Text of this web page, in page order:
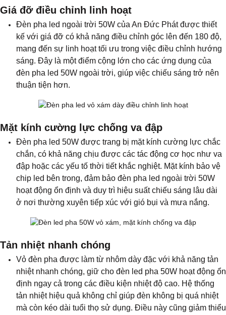
Giá đỡ điều chỉnh linh hoạt
Đèn pha led ngoài trời 50W của An Đức Phát được thiết
kế với giá đỡ có khả năng điều chỉnh góc lên đến 180 độ,
mang đến sự linh hoạt tối ưu trong việc điều chỉnh hướng
sáng. Đây là một điểm cộng lớn cho các ứng dụng của
đèn pha led 50W ngoài trời, giúp việc chiếu sáng trở nên
thuận tiện hơn.
Mặt kính cường lực chống va đập
Đèn pha led 50W được trang bị mặt kính cường lực chắc
chắn, có khả năng chịu được các tác động cơ học như va
đập hoặc các yếu tố thời tiết khắc nghiệt. Mặt kính bảo vệ
chip led bên trong, đảm bảo đèn pha led ngoài trời 50W
hoạt động ổn định và duy trì hiệu suất chiếu sáng lâu dài
ở nơi thường xuyên tiếp xúc với gió bụi và mưa nắng.
Tản nhiệt nhanh chóng
Vỏ đèn pha được làm từ nhôm dày đặc với khả năng tản
nhiệt nhanh chóng, giữ cho đèn led pha 50W hoạt động ổn
định ngay cả trong các điều kiện nhiệt độ cao. Hệ thống
tản nhiệt hiệu quả không chỉ giúp đèn không bị quá nhiệt
mà còn kéo dài tuổi thọ sử dụng. Điều này cũng giảm thiểu